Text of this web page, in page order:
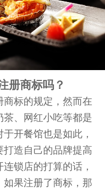
册商标吗？
标的规定，然而在
、网红小吃等都是
开餐馆也是如此，
造自己的品牌提高
锁店的打算的话，
果注册了商标，那